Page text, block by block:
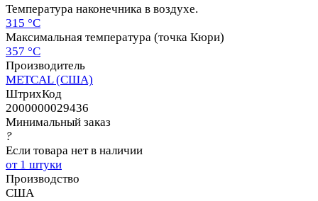
Температура наконечника в воздухе.
315 °C
Максимальная температура (точка Кюри)
357 °C
Производитель
METCAL (США)
ШтрихКод
2000000029436
Минимальный заказ
?
Если товара нет в наличии
от 1 штуки
Производство
США